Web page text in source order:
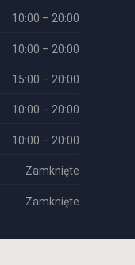
10:00 – 20:00
10:00 – 20:00
15:00 – 20:00
10:00 – 20:00
10:00 – 20:00
Zamknięte
Zamknięte